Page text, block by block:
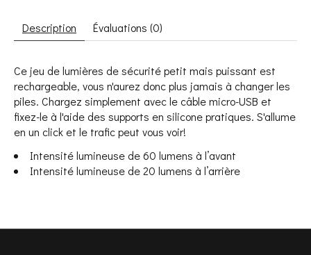
Description Évaluations (0)
Ce jeu de lumières de sécurité petit mais puissant est
rechargeable, vous n'aurez donc plus jamais à changer les
piles. Chargez simplement avec le câble micro-USB et
fixez-le à l'aide des supports en silicone pratiques. S'allume
en un click et le trafic peut vous voir!
Intensité lumineuse de 60 lumens à l’avant
Intensité lumineuse de 20 lumens à l’arrière